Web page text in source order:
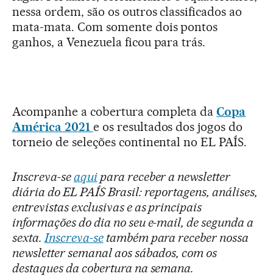
nessa ordem, são os outros classificados ao
mata-mata. Com somente dois pontos
ganhos, a Venezuela ficou para trás.
Acompanhe a cobertura completa daCopa
América 2021 e os resultados dos jogos do
torneio de seleções continental no EL PAÍS.
Inscreva-seaquipara receber a newsletter
diária do EL PAÍS Brasil: reportagens, análises,
entrevistas exclusivas e as principais
informações do dia no seu e-mail, de segunda a
sexta.Inscreva-setambém para receber nossa
newsletter semanal aos sábados, com os
destaques da cobertura na semana.